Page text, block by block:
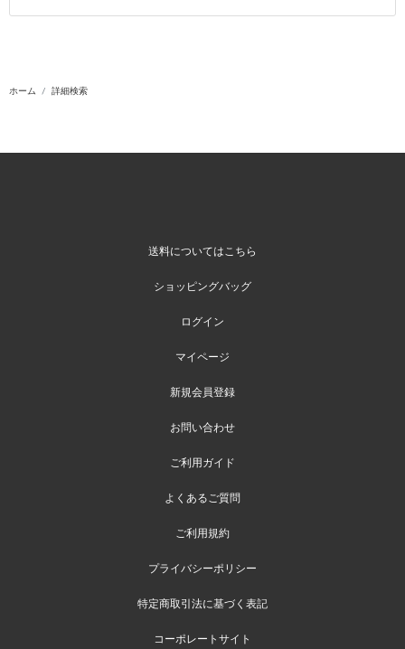
ホーム 詳細検索
送料についてはこちら
ショッピングバッグ
ログイン
マイページ
新規会員登録
お問い合わせ
ご利用ガイド
よくあるご質問
ご利用規約
プライバシーポリシー
特定商取引法に基づく表記
コーポレートサイト